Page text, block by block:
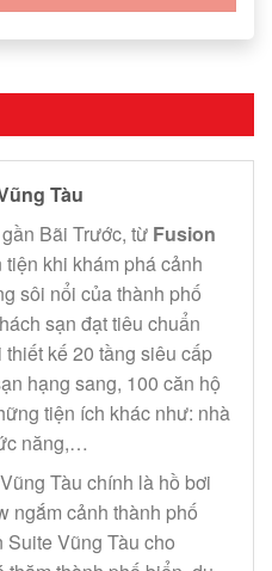
Tàu
Bãi Trước, từ Fusion
tiện khi khám phá cảnh
sôi nổi của thành phố
sạn đạt tiêu chuẩn
kế 20 tầng siêu cấp
hạng sang, 100 căn hộ
tiện ích khác như: nhà
năng,…
Tàu chính là hồ bơi
ngắm cảnh thành phố
Vũng Tàu cho